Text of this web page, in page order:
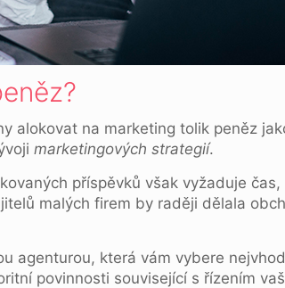
alokovat na marketing tolik peněz
marketingových strategií.
příspěvků však vyžaduje
malých firem by raději dělala
agenturou, která vám vybere
povinnosti související s řízením